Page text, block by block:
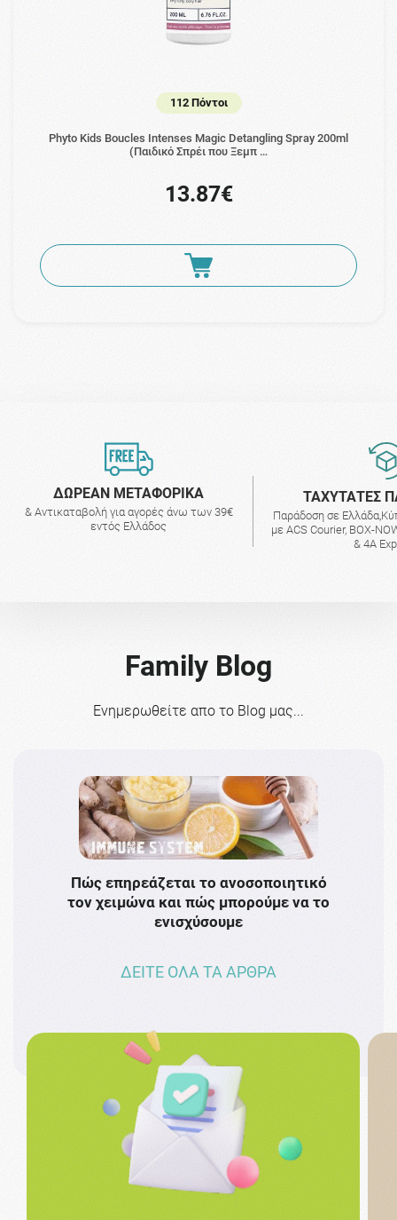
112 Πόντοι
Phyto Kids Boucles Intenses Magic Detangling Spray 200ml
(Παιδικό Σπρέι που Ξεμπ …
13.87€
ΔΩΡΕΑΝ ΜΕΤΑΦΟΡΙΚΑ
& Αντικαταβολή για αγορές άνω των 39€
εντός Ελλάδος
ΤΑΧΥΤΑΤΕΣ
Παράδοση σε
με ACS Courier, BOX-
& 4A
Family Blog
Ενημερωθείτε απο το Blog μας...
Πώς επηρεάζεται το ανοσοποιητικό
τον χειμώνα και πώς μπορούμε να το
ενισχύσουμε
ΔΕΙΤΕ ΟΛΑ ΤΑ ΑΡΘΡΑ